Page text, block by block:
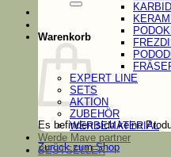
Warenkorb
Es befinden sich keine
Zurück zum Shop
EXPERT LINE
SETS
AKTION
ZUBEHÖR
WERBEMATERIAL
Werde Mave partner
BESTSELLER